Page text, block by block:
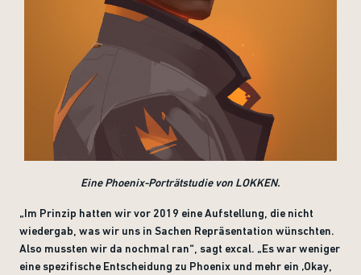
Eine Phoenix-Porträtstudie von LOKKEN.
„Im Prinzip hatten wir vor 2019 eine Aufstellung, die nicht
wiedergab, was wir uns in Sachen Repräsentation wünschten.
Also mussten wir da nochmal ran“, sagt excal. „Es war weniger
eine spezifische Entscheidung zu Phoenix und mehr ein ‚Okay,